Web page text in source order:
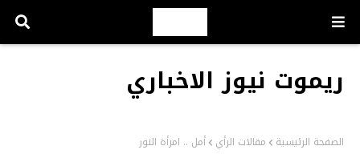
ريموت نيوز الاخباري
الصفحة الرئيسية مقالات الرأي أمل .. امرأة النور